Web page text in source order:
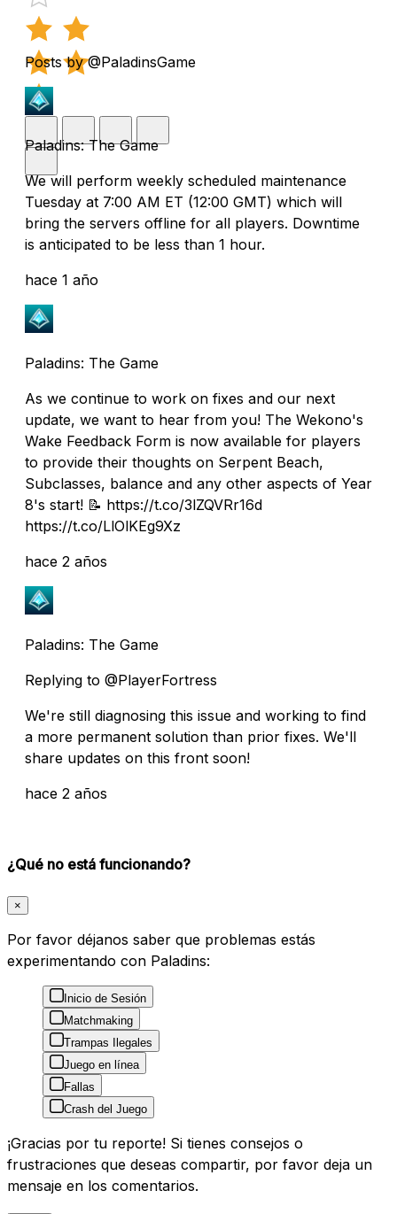
Posts by @PaladinsGame
Paladins: The Game
We will perform weekly scheduled maintenance
Tuesday at 7:00 AM ET (12:00 GMT) which will
bring the servers offline for all players. Downtime
is anticipated to be less than 1 hour.
hace 1 año
Paladins: The Game
As we continue to work on fixes and our next
update, we want to hear from you! The Wekono's
Wake Feedback Form is now available for players
to provide their thoughts on Serpent Beach,
Subclasses, balance and any other aspects of Year
8's start! 📝 https://t.co/3lZQVRr16d
https://t.co/LlOlKEg9Xz
hace 2 años
Paladins: The Game
Replying to @PlayerFortress
We're still diagnosing this issue and working to find
a more permanent solution than prior fixes. We'll
share updates on this front soon!
hace 2 años
¿Qué no está funcionando?
×
Por favor déjanos saber que problemas estás
experimentando con Paladins:
Inicio de Sesión
Matchmaking
Trampas Ilegales
Juego en línea
Fallas
Crash del Juego
¡Gracias por tu reporte! Si tienes consejos o
frustraciones que deseas compartir, por favor deja un
mensaje en los comentarios.